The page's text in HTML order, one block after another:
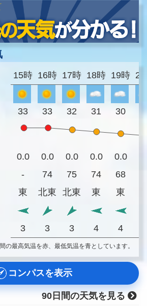
15時 16時 17時 18時 19時
33 33 32 31 30
0.0 0.0 0.0 0.0 0.0
-
74 75 74 68
東
北東 北東 東 東
3 3 3 4 4
の最高気温を赤、最低気温を青としています。
コンパスを表示
90日間の天気を見る